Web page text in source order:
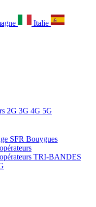
Italie
2G 3G 4G 5G
SFR Bouygues
TRI-BANDES